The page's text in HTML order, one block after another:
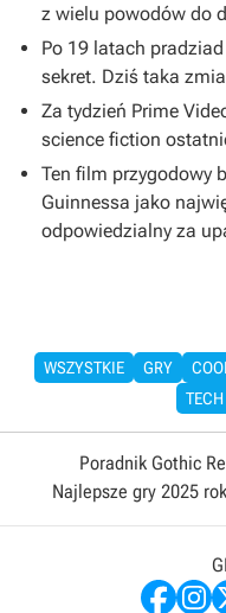
z wielu powodów do
Po 19 latach
sekret. Dziś taka
Za tydzień Prime
science fiction
Ten film przygodowy
Guinnessa jako
odpowiedzialny za
WSZYSTKIE GRY
TECH
Poradnik Gothic
Najlepsze gry 2025